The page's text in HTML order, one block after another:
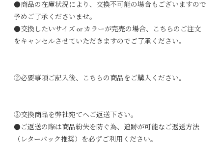
●商品の在庫状況により、交換不可能の場合もございますので
予めご了承くださいませ。
●交換したいサイズ or カラーが完売の場合、こちらのご注文
をキャンセルさせていただきますのでご了承ください。
②必要事項ご記入後、こちらの商品をご購入ください。
③交換商品を弊社宛てへご返送下さい。
●ご返送の際は商品紛失を防ぐ為、追跡が可能なご返送方法
（レターパック推奨）を必ずご利用ください。